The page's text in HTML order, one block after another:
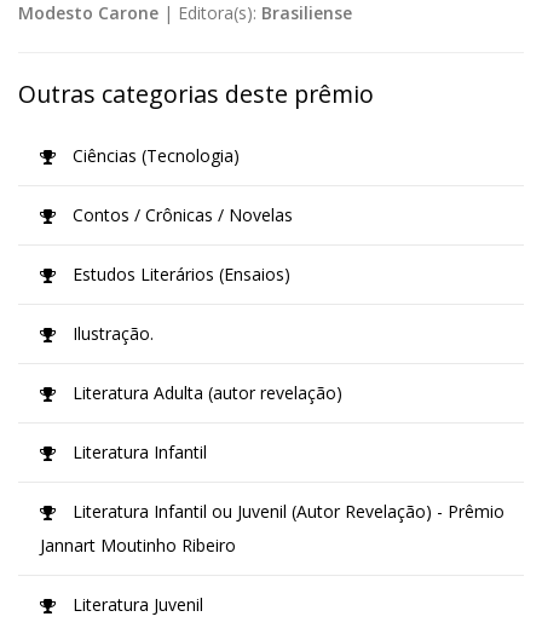
Modesto Carone | Editora(s): Brasiliense
Outras categorias deste prêmio
Ciências (Tecnologia)
Contos / Crônicas / Novelas
Estudos Literários (Ensaios)
Ilustração.
Literatura Adulta (autor revelação)
Literatura Infantil
Literatura Infantil ou Juvenil (Autor Revelação) - Prêmio
Jannart Moutinho Ribeiro
Literatura Juvenil